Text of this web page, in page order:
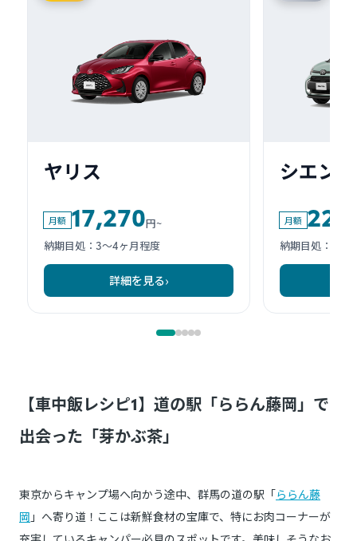
【車中飯レシピ1】道の駅「ららん藤岡」で
出会った「芽かぶ茶」
東京からキャンプ場へ向かう途中、群馬の道の駅「ららん藤
岡 」へ寄り道！ここは新鮮食材の宝庫で、特にお肉コーナーが